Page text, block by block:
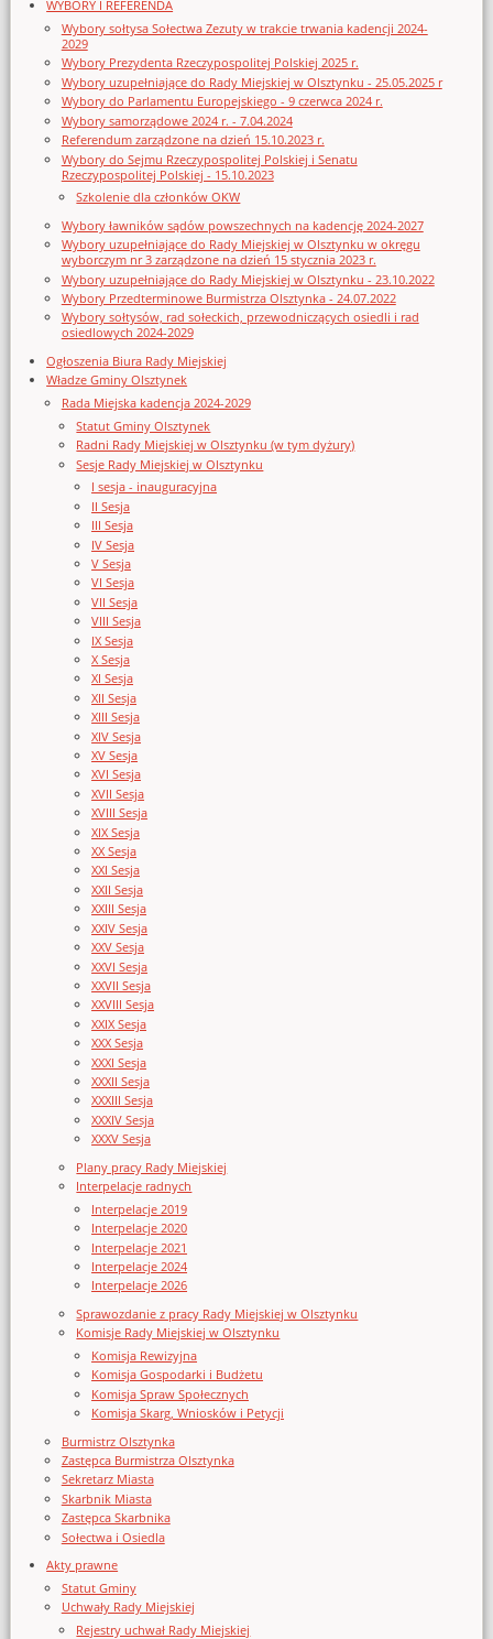
WYBORY I REFERENDA
Wybory sołtysa Sołectwa Zezuty w trakcie trwania kadencji 2024-
2029
Wybory Prezydenta Rzeczypospolitej Polskiej 2025 r.
Wybory uzupełniające do Rady Miejskiej w Olsztynku - 25.05.2025 r
Wybory do Parlamentu Europejskiego - 9 czerwca 2024 r.
Wybory samorządowe 2024 r. - 7.04.2024
Referendum zarządzone na dzień 15.10.2023 r.
Wybory do Sejmu Rzeczypospolitej Polskiej i Senatu
Rzeczypospolitej Polskiej - 15.10.2023
Szkolenie dla członków OKW
Wybory ławników sądów powszechnych na kadencję 2024-2027
Wybory uzupełniające do Rady Miejskiej w Olsztynku w okręgu
wyborczym nr 3 zarządzone na dzień 15 stycznia 2023 r.
Wybory uzupełniające do Rady Miejskiej w Olsztynku - 23.10.2022
Wybory Przedterminowe Burmistrza Olsztynka - 24.07.2022
Wybory sołtysów, rad sołeckich, przewodniczących osiedli i rad
osiedlowych 2024-2029
Ogłoszenia Biura Rady Miejskiej
Władze Gminy Olsztynek
Rada Miejska kadencja 2024-2029
Statut Gminy Olsztynek
Radni Rady Miejskiej w Olsztynku (w tym dyżury)
Sesje Rady Miejskiej w Olsztynku
I sesja - inauguracyjna
II Sesja
III Sesja
IV Sesja
V Sesja
VI Sesja
VII Sesja
VIII Sesja
IX Sesja
X Sesja
XI Sesja
XII Sesja
XIII Sesja
XIV Sesja
XV Sesja
XVI Sesja
XVII Sesja
XVIII Sesja
XIX Sesja
XX Sesja
XXI Sesja
XXII Sesja
XXIII Sesja
XXIV Sesja
XXV Sesja
XXVI Sesja
XXVII Sesja
XXVIII Sesja
XXIX Sesja
XXX Sesja
XXXI Sesja
XXXII Sesja
XXXIII Sesja
XXXIV Sesja
XXXV Sesja
Plany pracy Rady Miejskiej
Interpelacje radnych
Interpelacje 2019
Interpelacje 2020
Interpelacje 2021
Interpelacje 2024
Interpelacje 2026
Sprawozdanie z pracy Rady Miejskiej w Olsztynku
Komisje Rady Miejskiej w Olsztynku
Komisja Rewizyjna
Komisja Gospodarki i Budżetu
Komisja Spraw Społecznych
Komisja Skarg, Wniosków i Petycji
Burmistrz Olsztynka
Zastępca Burmistrza Olsztynka
Sekretarz Miasta
Skarbnik Miasta
Zastępca Skarbnika
Sołectwa i Osiedla
Akty prawne
Statut Gminy
Uchwały Rady Miejskiej
Rejestry uchwał Rady Miejskiej